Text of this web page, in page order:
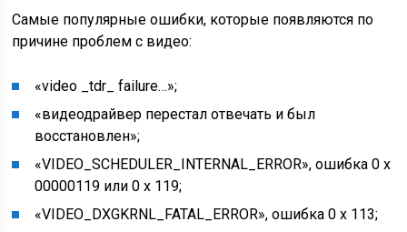
Самые популярные ошибки, которые появляются по
причине проблем с видео:
«video _tdr_ failure…»;
«видеодрайвер перестал отвечать и был
восстановлен»;
«VIDEO_SCHEDULER_INTERNAL_ERROR», ошибка 0 x
00000119 или 0 х 119;
«VIDEO_DXGKRNL_FATAL_ERROR», ошибка 0 х 113;